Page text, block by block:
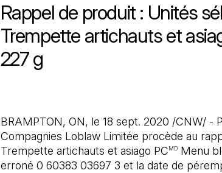
Rappel de produit : Unités
Trempette artichauts et
227 g
BRAMPTON, ON, le 18 sept. 2020 /CNW/ -
Compagnies Loblaw Limitée procède au
Trempette artichauts et asiago PCMDMenu
erroné 0 60383 03697 3 et la date de